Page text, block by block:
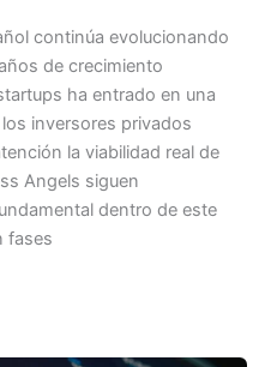
continúa evolucionando
de crecimiento
ha entrado en una
inversores privados
la viabilidad real de
Angels siguen
dentro de este
fases